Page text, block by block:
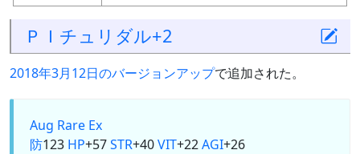
ＰＩチュリダル+2
2018年3月12日のバージョンアップで追加された。
Aug Rare Ex
防123 HP+57STR+40VIT+22AGI+26